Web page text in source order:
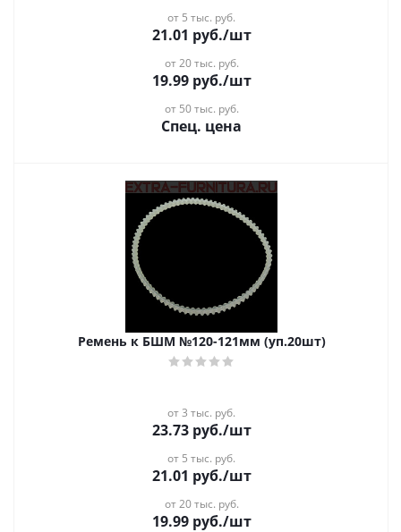
от 5 тыс. руб.
21.01 руб./шт
от 20 тыс. руб.
19.99руб./шт
от 50 тыс. руб.
Спец. цена
Ремень к БШМ №120-121мм (уп.20шт)
от 3 тыс. руб.
23.73руб./шт
от 5 тыс. руб.
21.01 руб./шт
от 20 тыс. руб.
19.99руб./шт